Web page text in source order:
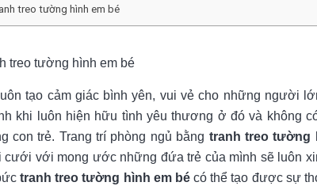
treo tường hình em bé
treo tường hình em bé
tạo cảm giác bình yên, vui vẻ cho những người
khi luôn hiện hữu tình yêu thương ở đó và không
con trẻ. Trang trí phòng ngủ bằng tranh treo tường
cưới với mong ước những đứa trẻ của mình sẽ luôn
tranh treo tường hình em bécó thể tạo được sự